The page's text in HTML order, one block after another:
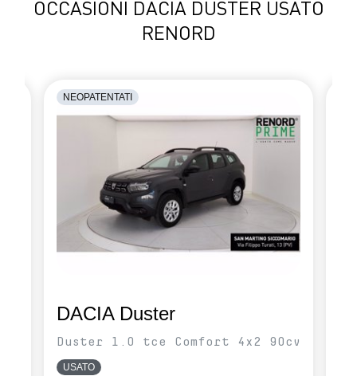
OCCASIONI DACIA DUSTER USATO
RENORD
NEOPATENTATI
DACIA Duster
Duster 1.0 tce Comfort 4x2 90cv
USATO